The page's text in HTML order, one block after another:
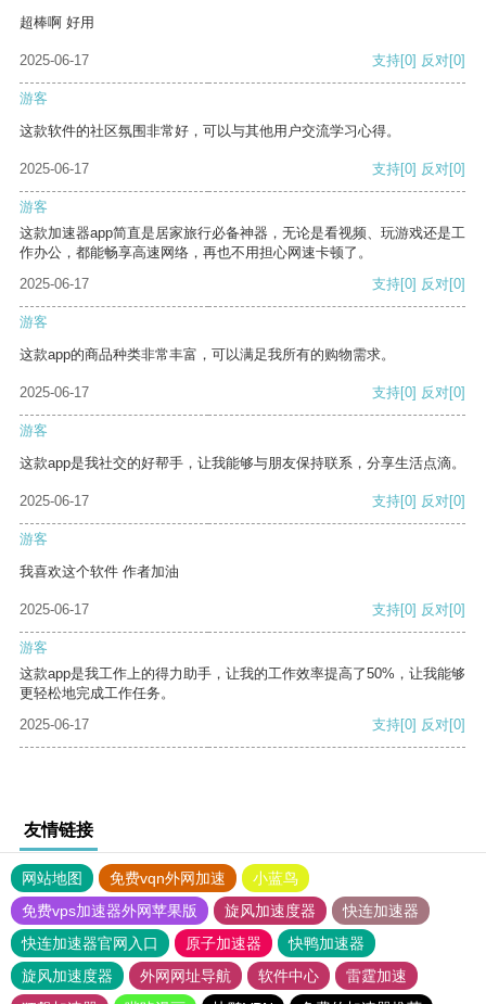
超棒啊 好用
2025-06-17 支持[0] 反对[0]
游客
这款软件的社区氛围非常好，可以与其他用户交流学习心得。
2025-06-17 支持[0] 反对[0]
游客
这款加速器app简直是居家旅行必备神器，无论是看视频、玩游戏还是工
作办公，都能畅享高速网络，再也不用担心网速卡顿了。
2025-06-17
支持[0] 反对[0]
游客
这款app的商品种类非常丰富，可以满足我所有的购物需求。
2025-06-17 支持[0] 反对[0]
游客
这款app是我社交的好帮手，让我能够与朋友保持联系，分享生活点滴。
2025-06-17 支持[0] 反对[0]
游客
我喜欢这个软件 作者加油
2025-06-17 支持[0] 反对[0]
游客
这款app是我工作上的得力助手，让我的工作效率提高了50%，让我能够
更轻松地完成工作任务。
2025-06-17
支持[0] 反对[0]
友情链接
网站地图 免费vqn外网加速
小蓝鸟
免费vps加速器外网苹果版
旋风加速度器
快连加速器
快连加速器官网入口
原子加速器
快鸭加速器
旋风加速度器
外网网址导航 软件中心
雷霆加速